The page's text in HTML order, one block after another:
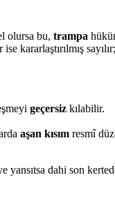
olursa bu, trampa
kararlaştırılmış
geçersiz kılabilir.
aşan kısım resmî
yansıtsa dahi son